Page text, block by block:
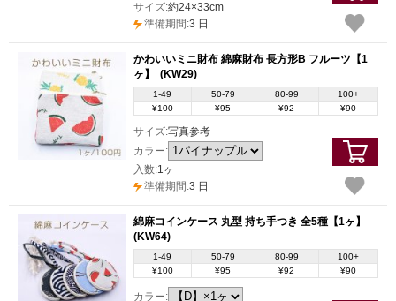
サイズ:約24×33cm
準備期間:3 日
かわいいミニ財布 綿麻財布 長方形B フルーツ【1
ヶ】
(KW29)
1-49 50-79 80-99
100+
¥100
¥95 ¥92 ¥90
サイズ:写真参考
カラー:
入数:1ヶ
準備期間:3 日
綿麻コインケース 丸型 持ち手つき 全5種【1ヶ】
(KW64)
1-49 50-79 80-99
100+
¥100
¥95 ¥92 ¥90
カラー: